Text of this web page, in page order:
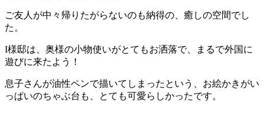
ご友人が中々帰りたがらないのも納得の、癒しの空間でし
た。
I様邸は、奥様の小物使いがとてもお洒落で、まるで外国に
遊びに来たよう！
息子さんが油性ペンで描いてしまったという、お絵かきがい
っぱいのちゃぶ台も、とても可愛らしかったです。